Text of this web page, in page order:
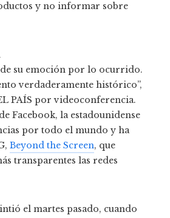
y no informar sobre
su emoción por lo ocurrido.
verdaderamente histórico”,
PAÍS por videoconferencia.
Facebook, la estadounidense
por todo el mundo y ha
Beyond the Screen, que
transparentes las redes
el martes pasado, cuando